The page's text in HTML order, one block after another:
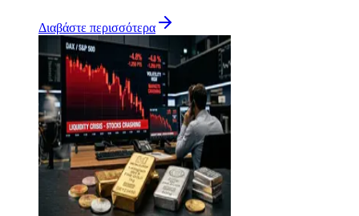
Διαβάστε περισσότερα